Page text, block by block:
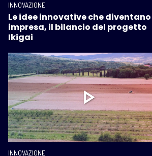
INNOVAZIONE
Le idee innovative che diventano
impresa, il bilancio del progetto
Ikigai
INNOVAZIONE